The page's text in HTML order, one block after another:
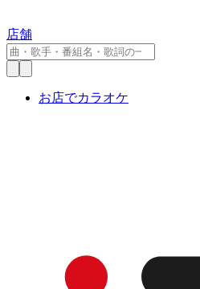
店舗
お店でカラオケ